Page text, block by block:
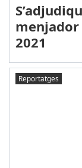
menjador
2021
Reportatges